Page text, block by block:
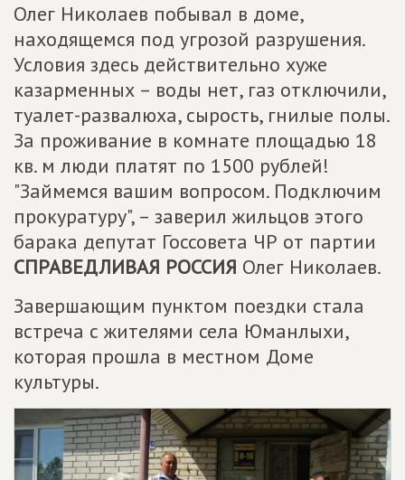
Олег Николаев побывал в доме,
находящемся под угрозой разрушения.
Условия здесь действительно хуже
казарменных – воды нет, газ отключили,
туалет-развалюха, сырость, гнилые полы.
За проживание в комнате площадью 18
кв. м люди платят по 1500 рублей!
"Займемся вашим вопросом. Подключим
прокуратуру", – заверил жильцов этого
барака депутат Госсовета ЧР от партии
СПРАВЕДЛИВАЯ РОССИЯ Олег Николаев.
Завершающим пунктом поездки стала
встреча с жителями села Юманлыхи,
которая прошла в местном Доме
культуры.